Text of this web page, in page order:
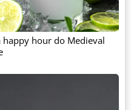
hour do Medieval